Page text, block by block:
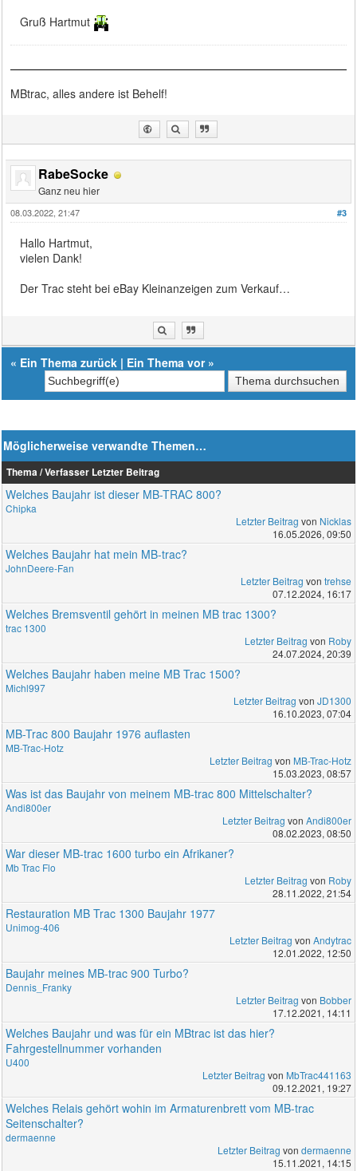
Gruß Hartmut
MBtrac, alles andere ist Behelf!
RabeSocke
Ganz neu hier
#3
08.03.2022, 21:47
Hallo Hartmut,
vielen Dank!
Der Trac steht bei eBay Kleinanzeigen zum Verkauf…
« Ein Thema zurück | Ein Thema vor»
Möglicherweise verwandte Themen…
Thema / Verfasser Letzter Beitrag
Welches Baujahr ist dieser MB-TRAC 800?
Chipka
Letzter Beitrag von Nicklas
16.05.2026, 09:50
Welches Baujahr hat mein MB-trac?
JohnDeere-Fan
Letzter Beitrag von trehse
07.12.2024, 16:17
Welches Bremsventil gehört in meinen MB trac 1300?
trac 1300
Letzter Beitrag von Roby
24.07.2024, 20:39
Welches Baujahr haben meine MB Trac 1500?
Michl997
Letzter Beitrag von JD1300
16.10.2023, 07:04
MB-Trac 800 Baujahr 1976 auflasten
MB-Trac-Hotz
Letzter Beitrag von MB-Trac-Hotz
15.03.2023, 08:57
Was ist das Baujahr von meinem MB-trac 800 Mittelschalter?
Andi800er
Letzter Beitrag von Andi800er
08.02.2023, 08:50
War dieser MB-trac 1600 turbo ein Afrikaner?
Mb Trac Flo
Letzter Beitrag von Roby
28.11.2022, 21:54
Restauration MB Trac 1300 Baujahr 1977
Unimog-406
Letzter Beitrag von Andytrac
12.01.2022, 12:50
Baujahr meines MB-trac 900 Turbo?
Dennis_Franky
Letzter Beitrag von Bobber
17.12.2021, 14:11
Welches Baujahr und was für ein MBtrac ist das hier?
Fahrgestellnummer vorhanden
U400
Letzter Beitrag von MbTrac441163
09.12.2021, 19:27
Welches Relais gehört wohin im Armaturenbrett vom MB-trac
Seitenschalter?
dermaenne
Letzter Beitrag von dermaenne
15.11.2021, 14:15